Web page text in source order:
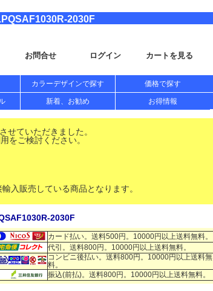
2030F
お問合せ ログイン カートを見る
カラーデザインで探す 価格で探す
新着、お勧め お得情報
せていただきました。
をご検討ください。
入販売している商品となります。
2030F
カード払い。送料500円。10000円以上送料無料。
代引。送料800円。10000円以上送料無料。
コンビニ後払い。送料800円。10000円以上送料無
料。
振込(前払)。送料800円。10000円以上送料無料。